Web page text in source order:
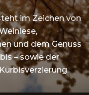
im Zeichen von
und dem Genuss
– sowie der